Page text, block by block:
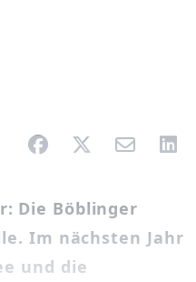
Die Böblinger
Im nächsten Jahr
und die